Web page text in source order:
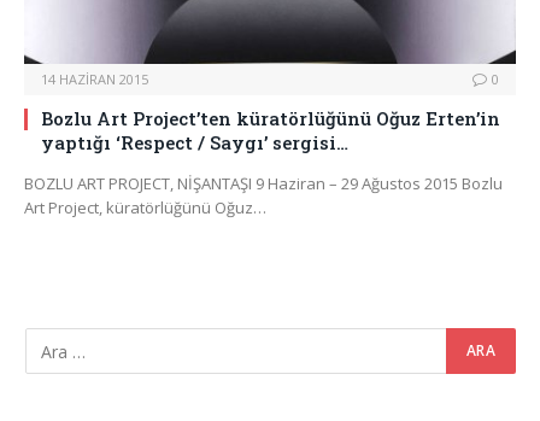
14 HAZIRAN 2015 0
Bozlu Art Project’ten küratörlüğünü Oğuz Erten’in
yaptığı ‘Respect / Saygı’ sergisi…
BOZLU ART PROJECT, NİŞANTAŞI 9 Haziran – 29 Ağustos 2015 Bozlu
Art Project, küratörlüğünü Oğuz…